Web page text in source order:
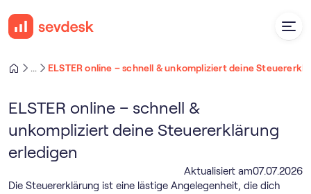
ELSTER online – schnell & unkompliziert deine
ELSTER online – schnell &
unkompliziert deine Steuererklärung
erledigen
Aktualisiert am07.07.2026
Die Steuererklärung ist eine lästige Angelegenheit, die dich